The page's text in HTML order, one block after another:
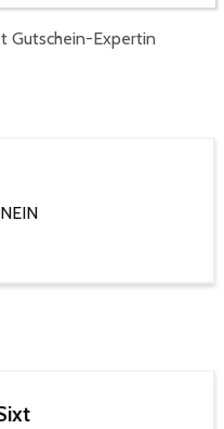
Gutschein-Expertin